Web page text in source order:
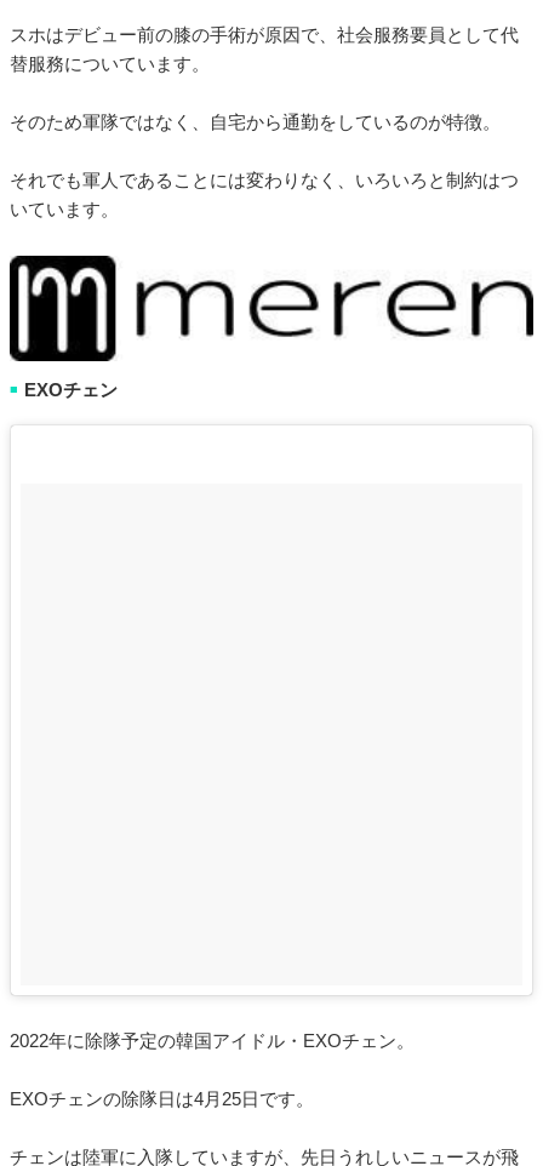
スホはデビュー前の膝の手術が原因で、社会服務要員として代
替服務についています。
そのため軍隊ではなく、自宅から通勤をしているのが特徴。
それでも軍人であることには変わりなく、いろいろと制約はつ
いています。
■ EXOチェン
2022年に除隊予定の韓国アイドル・EXOチェン。
EXOチェンの除隊日は4月25日です。
チェンは陸軍に入隊していますが、先日うれしいニュースが飛